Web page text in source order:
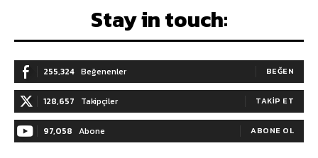
Stay in touch:
255,324 Beğenenler BEĞEN
128,657 Takipçiler TAKIP ET
97,058 Abone ABONE OL